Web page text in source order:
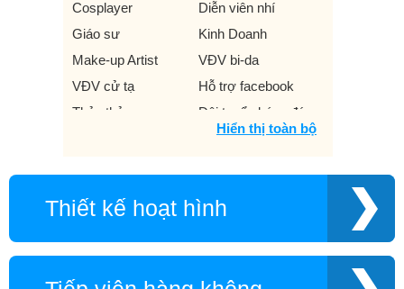
Cosplayer
Diễn viên nhí
Giáo sư
Kinh Doanh
Make-up Artist
VĐV bi-da
VĐV cử tạ
Hỗ trợ facebook
Thủy thủ
Đội tuyển bóng đá
quốc gia
tật
Người dẫn đường
Producer
Hot mom
Hiển thị toàn bộ
Thiết kế hoạt hình